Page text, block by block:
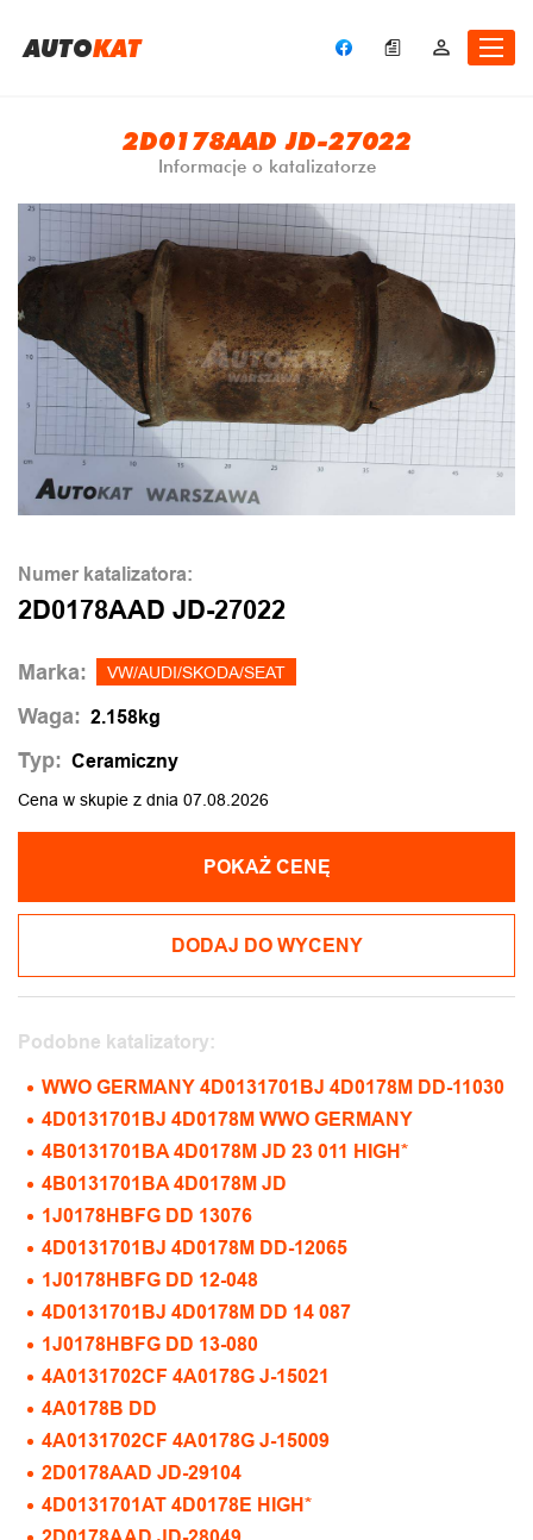
AUTOKAT
2D0178AAD JD-27022
Informacje o katalizatorze
Numer katalizatora:
2D0178AAD JD-27022
Marka: VW/AUDI/SKODA/SEAT
Waga: 2.158kg
Typ: Ceramiczny
Cena w skupie z dnia 07.08.2026
POKAŻ CENĘ
DODAJ DO WYCENY
Podobne katalizatory:
WWO GERMANY 4D0131701BJ 4D0178M DD-11030
4D0131701BJ 4D0178M WWO GERMANY
4B0131701BA 4D0178M JD 23 011 HIGH*
4B0131701BA 4D0178M JD
1J0178HBFG DD 13076
4D0131701BJ 4D0178M DD-12065
1J0178HBFG DD 12-048
4D0131701BJ 4D0178M DD 14 087
1J0178HBFG DD 13-080
4A0131702CF 4A0178G J-15021
4A0178B DD
4A0131702CF 4A0178G J-15009
2D0178AAD JD-29104
4D0131701AT 4D0178E HIGH*